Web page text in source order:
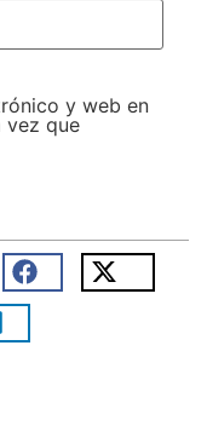
y web en
vez que